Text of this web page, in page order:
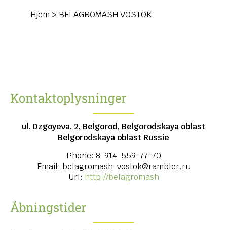
Hjem > BELAGROMASH VOSTOK
Kontaktoplysninger
ul. Dzgoyeva, 2, Belgorod, Belgorodskaya oblast
Belgorodskaya oblast Russie
Phone: 8-914-559-77-70
Email: belagromash-vostok@rambler.ru
Url: http://belagromash
Åbningstider